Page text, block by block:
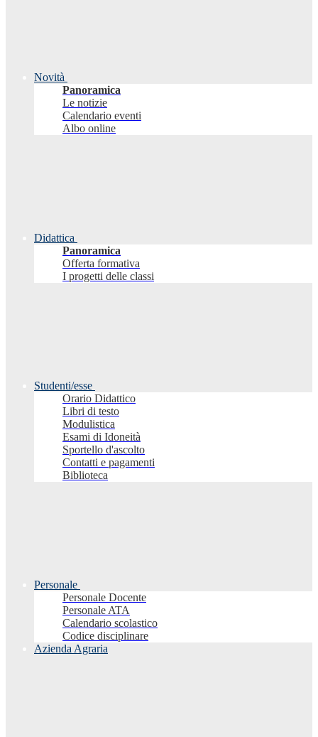
Novità
Panoramica
Le notizie
Calendario eventi
Albo online
Didattica
Panoramica
Offerta formativa
I progetti delle classi
Studenti/esse
Orario Didattico
Libri di testo
Modulistica
Esami di Idoneità
Sportello d'ascolto
Contatti e pagamenti
Biblioteca
Personale
Personale Docente
Personale ATA
Calendario scolastico
Codice disciplinare
Azienda Agraria